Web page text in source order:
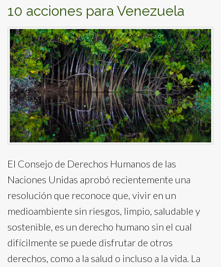
10 acciones para Venezuela
El Consejo de Derechos Humanos de las
Naciones Unidas aprobó recientemente una
resolución que reconoce que, vivir en un
medioambiente sin riesgos, limpio, saludable y
sostenible, es un derecho humano sin el cual
difícilmente se puede disfrutar de otros
derechos, como a la salud o incluso a la vida. La